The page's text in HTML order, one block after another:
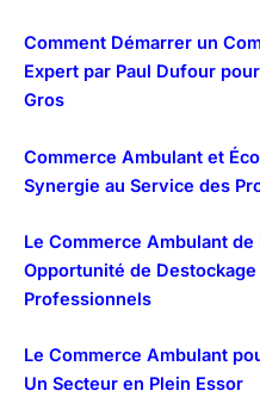
Comment Démarrer un
Expert par Paul Dufour
Gros
Commerce Ambulant et
Synergie au Service des
Le Commerce Ambulant
Opportunité de
Professionnels
Le Commerce Ambulant
Un Secteur en Plein Essor